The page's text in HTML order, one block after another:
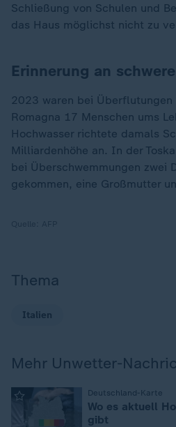
Schließung von Schulen und
das Haus möglichst nicht zu
Erinnerung an
2023 waren bei Überflutungen
Romagna 17 Menschen ums
Hochwasser richtete damals
Milliardenhöhe an. In der
bei Überschwemmungen zwei
gekommen, eine Großmutter
Thema
Italien
Mehr Unwetter-
Deutschland-Karte
Wo es aktuell
gibt